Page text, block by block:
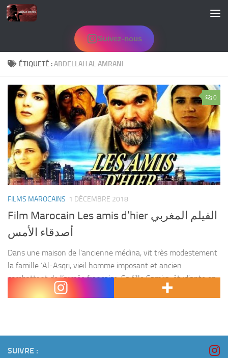
Skip to content
Suivez-nous
ÉTIQUETÉ :ABDELLAH AL AMRANI
0
FILMS MAROCAINS 1 DÉCEMBRE 2018
Film Marocain Les amis d’hier الفيلم المغربي
أصدقاء الأمس
Dans une maison de l’ancienne médina, vit très modestement
la famille ‘Al-Asqri, vieil homme imposant et ancien
combattant de l’armée française. Sa fille Samira, étudiante en
droit arrête ses études pour pouvoir faire soigner...
SUIVRE :